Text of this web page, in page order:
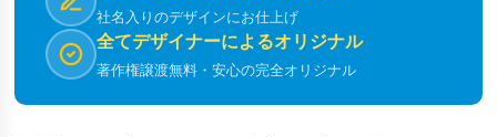
社名入りのデザインにお仕上げ
全てデザイナーによるオリジナル
著作権譲渡無料・安心の完全オリジナル